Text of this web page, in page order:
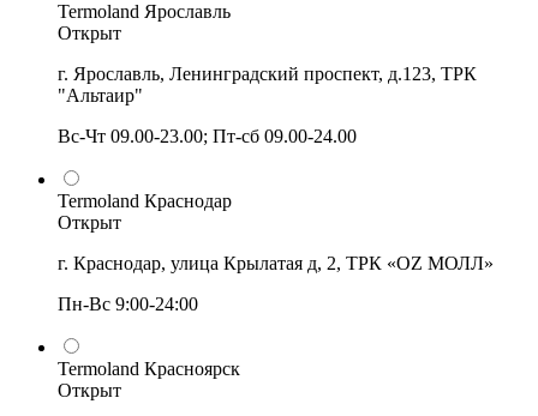
Termoland Ярославль
Открыт
г. Ярославль, Ленинградский проспект, д.123, ТРК
"Альтаир"
Вс-Чт 09.00-23.00; Пт-сб 09.00-24.00
Termoland Краснодар
Открыт
г. Краснодар, улица Крылатая д, 2, ТРК «OZ МОЛЛ»
Пн-Вс 9:00-24:00
Termoland Красноярск
Открыт